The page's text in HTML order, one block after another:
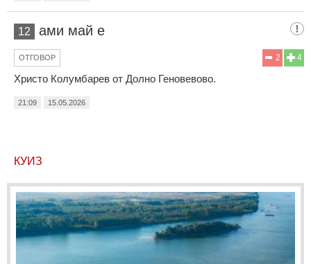
12 ами май е
4
2
ОТГОВОР
Христо Колумбарев от Долно Геновевово.
21:09 15.05.2026
КУИЗ